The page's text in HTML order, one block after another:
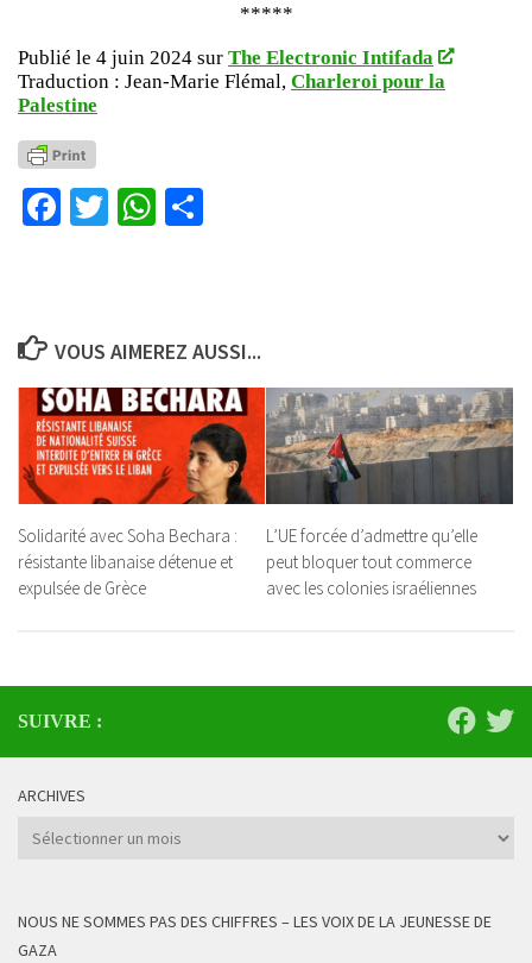
*****
Publié le 4 juin 2024 sur The Electronic Intifada
Traduction : Jean-Marie Flémal, Charleroi pour la
Palestine
Facebook
TwitterWhatsApp
VOUS AIMEREZ AUSSI...
Solidarité avec Soha Bechara :
résistante libanaise détenue et
expulsée de Grèce
L’UE forcée d’admettre qu’elle
peut bloquer tout commerce
avec les colonies israéliennes
SUIVRE :
ARCHIVES
Archives
NOUS NE SOMMES PAS DES CHIFFRES – LES VOIX DE LA JEUNESSE DE
GAZA